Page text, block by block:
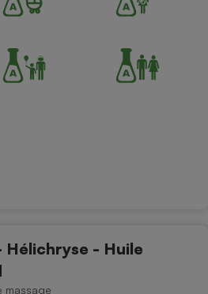
Hélichryse - Huile
massage